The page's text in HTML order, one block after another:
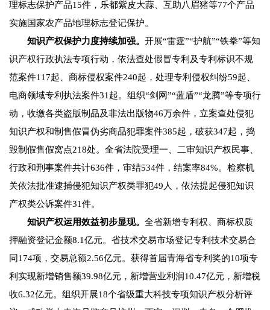
理标志保护产品15件，乐都紫皮大蒜、互助八眉猪等77个产品
实施国家农产品地理标志登记保护。
知识产权保护力度持续加强。 开展“雷霆”“护航”“铁拳”等知
识产权行政执法专项行动，依法查处假冒专利及专利标识不规
范案件117起、商标侵权案件240起，处理专利侵权纠纷59起、
电商领域专利执法案件31起。组织“剑网”“蓝盾”“龙腾”等专项行
动，收缴各类盗版制品及非法出版物46万余件，立案查处侵犯
知识产权和制售假冒伪劣商品犯罪案件385起，破获347起，捣
毁制假售假窝点218处。全省法院受理一、二审知识产权民事、
行政和刑事案件共计636件，审结534件，结案率84%。检察机
关依法批准逮捕侵犯知识产权类罪犯49人，依法提起侵犯知识
产权类公诉案件31件。
知识产权运用效益初步显现。 全省新增专利权、商标权质
押融资登记金额8.1亿元。省技术交易市场登记专利技术交易合
同174项，交易总额2.56亿元。获得首届青海省专利奖的10项专
利实现新增销售额39.98亿元，新增营业利润10.47亿元，新增税
收6.32亿元。组织开展18个省级重大科技专项知识产权分析评